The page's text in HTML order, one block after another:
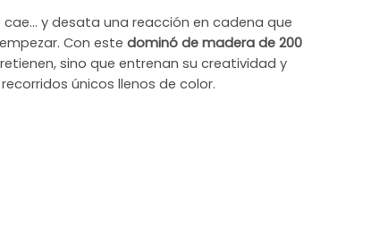
y desata una reacción en cadena que
Con este dominó de madera de 200
sino que entrenan su creatividad y
únicos llenos de color.